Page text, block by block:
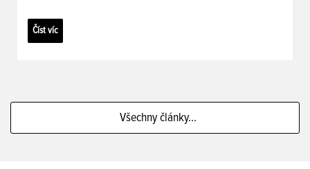
Číst víc
Všechny články...